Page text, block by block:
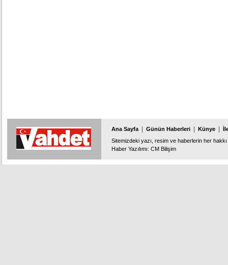
Ana Sayfa Günün Haberleri Künye
Sitemizdeki yazı, resim ve haberlerin her
Haber Yazılımı: CM Bilişim